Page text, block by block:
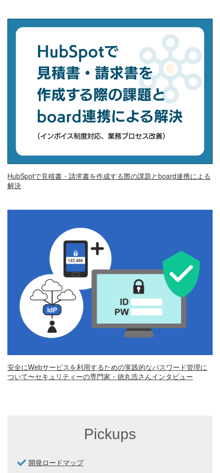
HubSpotで見積書・請求書を作成する際の課題とboard連携による
解決
安全にWebサービスを利用するための実践的なパスワード管理に
ついて〜セキュリティーの専門家・徳丸浩さんインタビュー
Pickups
開発ロードマップ